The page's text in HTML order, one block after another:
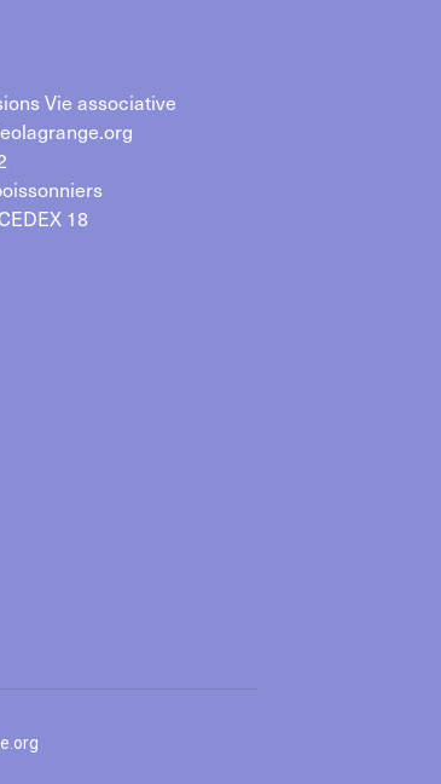
Vie associative
18